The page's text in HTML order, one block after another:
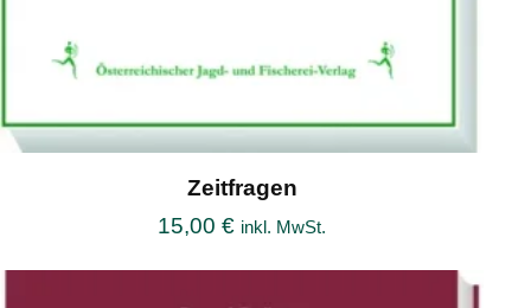
Zeitfragen
15,00 € inkl. MwSt.